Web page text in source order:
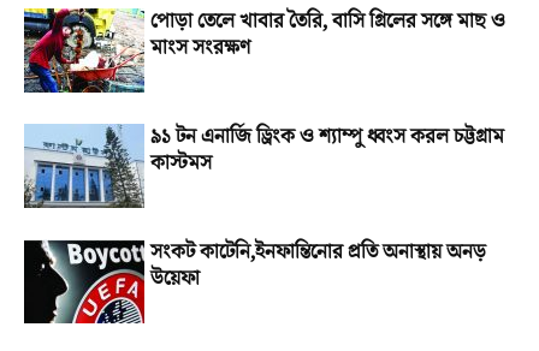
পোড়া তেলে খাবার তৈরি, বাসি গ্রিলের সঙ্গে মাছ ও
মাংস সংরক্ষণ
৯১ টন এনার্জি ড্রিংক ও শ্যাম্পু ধ্বংস করল চট্টগ্রাম
কাস্টমস
সংকট কাটেনি,ইনফান্তিনোর প্রতি অনাস্থায় অনড়
উয়েফা